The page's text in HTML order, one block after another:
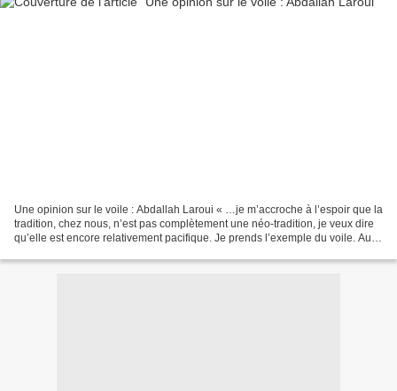
Une opinion sur le voile : Abdallah Laroui « …je m’accroche à l’espoir que la
tradition, chez nous, n’est pas complètement une néo-tradition, je veux dire
qu’elle est encore relativement pacifique. Je prends l’exemple du voile. Au